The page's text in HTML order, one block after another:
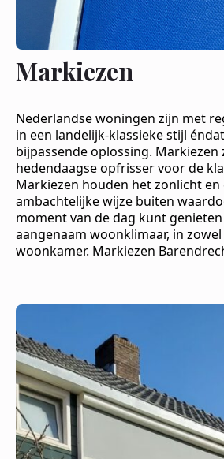
Markiezen
Nederlandse woningen zijn met
in een landelijk-klassieke stijl
bijpassende oplossing.
hedendaagse opfrisser voor de
Markiezen houden het zonlicht
ambachtelijke wijze buiten
moment van de dag kunt genieten
aangenaam woonklimaar, in
woonkamer. Markiezen